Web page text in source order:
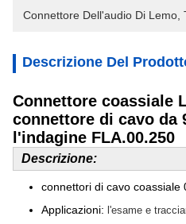
Connettore Dell'audio Di Lemo
Descrizione Del
Connettore coassiale
connettore di cavo da
l'indagine FLA.00.250
Descrizione:
connettori di cavo coassiale
Applicazioni: l'esame e